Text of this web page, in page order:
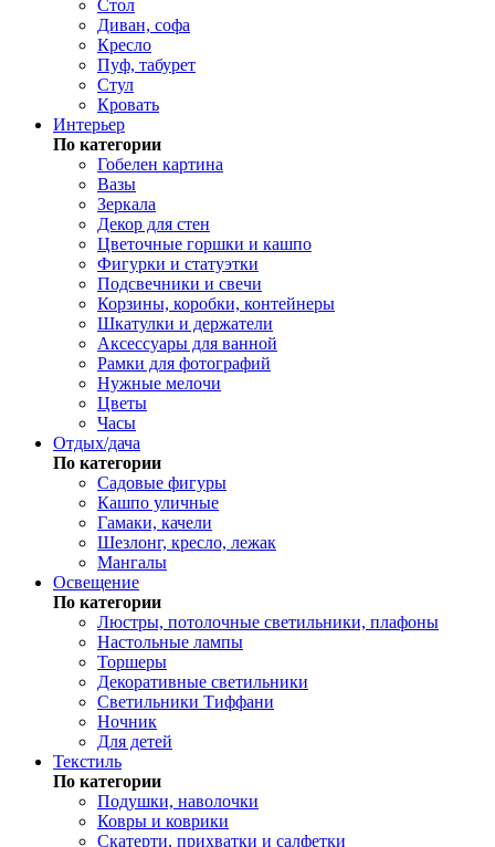
Стол
Диван, софа
Кресло
Пуф, табурет
Стул
Кровать
Интерьер
По категории
Гобелен картина
Вазы
Зеркала
Декор для стен
Цветочные горшки и кашпо
Фигурки и статуэтки
Подсвечники и свечи
Корзины, коробки, контейнеры
Шкатулки и держатели
Аксессуары для ванной
Рамки для фотографий
Нужные мелочи
Цветы
Часы
Отдых/дача
По категории
Садовые фигуры
Кашпо уличные
Гамаки, качели
Шезлонг, кресло, лежак
Мангалы
Освещение
По категории
Люстры, потолочные светильники, плафоны
Настольные лампы
Торшеры
Декоративные светильники
Светильники Тиффани
Ночник
Для детей
Текстиль
По категории
Подушки, наволочки
Ковры и коврики
Скатерти, прихватки и салфетки